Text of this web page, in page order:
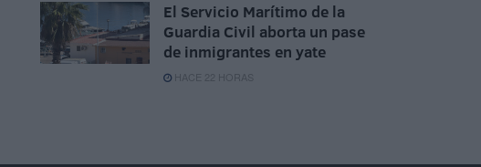
El Servicio Marítimo de la
Guardia Civil aborta un pase
de inmigrantes en yate
HACE 22 HORAS